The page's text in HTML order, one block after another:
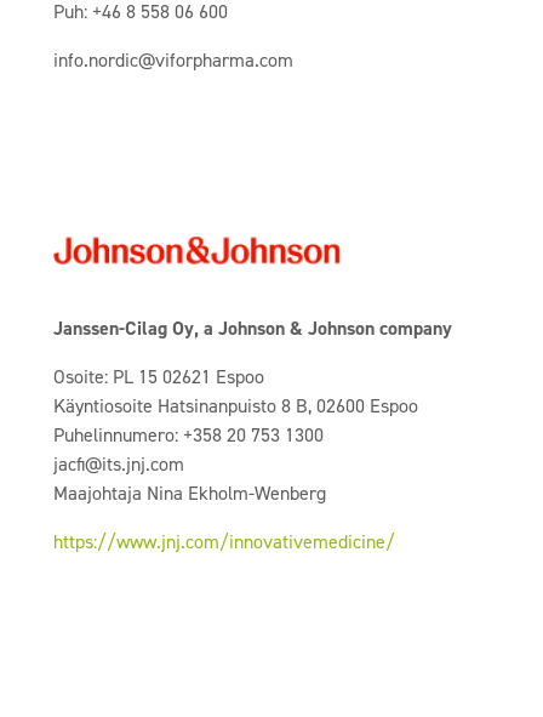
Puh: +46 8 558 06 600
info.nordic@viforpharma.com
Janssen-Cilag Oy, a Johnson & Johnson company
Osoite: PL 15 02621 Espoo
Käyntiosoite Hatsinanpuisto 8 B, 02600 Espoo
Puhelinnumero: +358 20 753 1300
jacfi@its.jnj.com
Maajohtaja Nina Ekholm-Wenberg
https://www.jnj.com/innovativemedicine/